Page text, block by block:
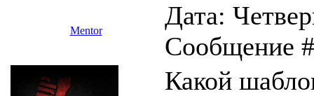
Mentor
Дата:
Сообщение
Какой